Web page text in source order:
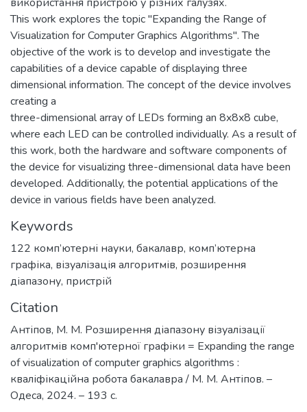
This work explores the topic "Expanding the Range of
Visualization for Computer Graphics Algorithms". The
objective of the work is to develop and investigate the
capabilities of a device capable of displaying three
dimensional information. The concept of the device involves
creating a
three-dimensional array of LEDs forming an 8x8x8 cube,
where each LED can be controlled individually. As a result of
this work, both the hardware and software components of
the device for visualizing three-dimensional data have been
developed. Additionally, the potential applications of the
device in various fields have been analyzed.
Keywords
122 комп’ютерні науки, бакалавр, комп’ютерна
графіка, візуалізація алгоритмів, розширення
діапазону, пристрій
Citation
Антіпов, М. М. Розширення діапазону візуалізації
алгоритмів комп'ютерної графіки = Expanding the range
of visualization of computer graphics algorithms :
кваліфікаційна робота бакалавра / М. М. Антіпов. –
Одеса, 2024. – 193 с.